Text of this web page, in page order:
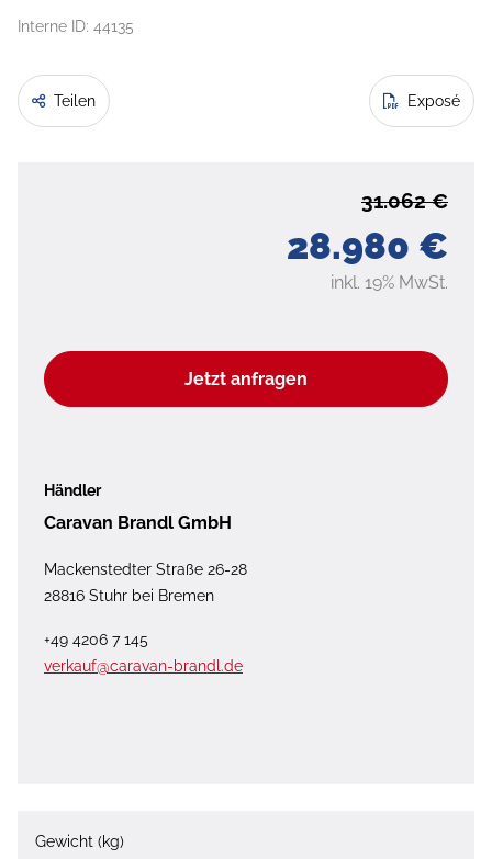
Interne ID: 44135
Teilen Exposé
28.980 €
31.062 €
inkl. 19% MwSt.
Jetzt anfragen
Händler
Caravan Brandl GmbH
Mackenstedter Straße 26-28
28816 Stuhr bei Bremen
+49 4206 7 145
verkauf@caravan-brandl.de
Gewicht (kg)